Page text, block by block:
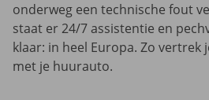
onderweg een technische fout
staat er 24/7 assistentie en
klaar: in heel Europa. Zo vertrek
met je huurauto.